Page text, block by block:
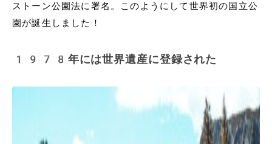
ストーン公園法に署名。このようにして世界初の国立公
園が誕生しました！
1978年には世界遺産に登録された